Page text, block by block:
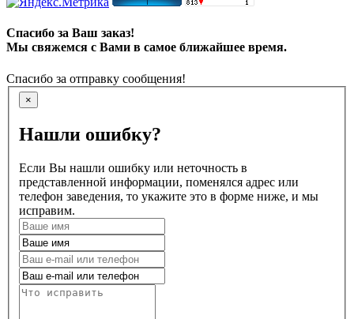
Спасибо за Ваш заказ!
Мы свяжемся с Вами в самое ближайшее время.
Спасибо за отправку сообщения!
×
Нашли ошибку?
Если Вы нашли ошибку или неточность в
представленной информации, поменялся адрес или
телефон заведения, то укажите это в форме ниже, и мы
исправим.